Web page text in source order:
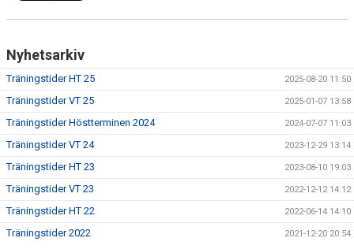
Nyhetsarkiv
Träningstider HT 25 2025-08-20 11:50
Träningstider VT 25 2025-01-07 13:58
Träningstider Höstterminen 2024 2024-07-07 11:03
Träningstider VT 24 2023-12-29 13:14
Träningstider HT 23 2023-08-10 19:03
Träningstider VT 23 2022-12-12 14:12
Träningstider HT 22 2022-06-14 14:10
Träningstider 2022 2021-12-20 20:54